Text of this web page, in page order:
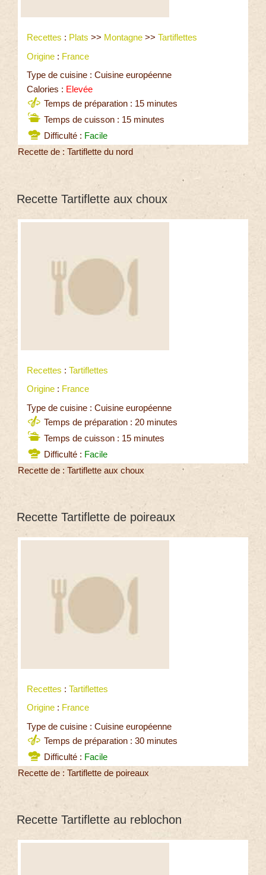
Recettes : Plats >> Montagne >> Tartiflettes
Origine : France
Type de cuisine : Cuisine européenne
Calories : Elevée
Temps de préparation : 15 minutes
Temps de cuisson : 15 minutes
Difficulté : Facile
Recette de : Tartiflette du nord
Recette Tartiflette aux choux
Recettes : Tartiflettes
Origine : France
Type de cuisine : Cuisine européenne
Temps de préparation : 20 minutes
Temps de cuisson : 15 minutes
Difficulté : Facile
Recette de : Tartiflette aux choux
Recette Tartiflette de poireaux
Recettes : Tartiflettes
Origine : France
Type de cuisine : Cuisine européenne
Temps de préparation : 30 minutes
Difficulté : Facile
Recette de : Tartiflette de poireaux
Recette Tartiflette au reblochon